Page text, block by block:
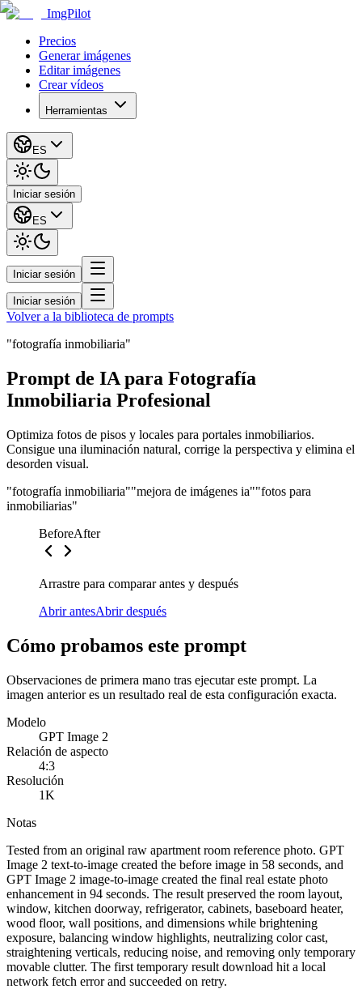
ImgPilot
Precios
Generar imágenes
Editar imágenes
Crear vídeos
Herramientas
ES
Iniciar sesión
ES
Iniciar sesión
Iniciar sesión
Volver a la biblioteca de prompts
"fotografía inmobiliaria"
Prompt de IA para Fotografía
Inmobiliaria Profesional
Optimiza fotos de pisos y locales para portales inmobiliarios.
Consigue una iluminación natural, corrige la perspectiva y elimina el
desorden visual.
"fotografía inmobiliaria""mejora de imágenes ia""fotos para
inmobiliarias"
BeforeAfter
Arrastre para comparar antes y después
Abrir antesAbrir después
Cómo probamos este prompt
Observaciones de primera mano tras ejecutar este prompt. La
imagen anterior es un resultado real de esta configuración exacta.
Modelo
GPT Image 2
Relación de aspecto
4:3
Resolución
1K
Notas
Tested from an original raw apartment room reference photo. GPT
Image 2 text-to-image created the before image in 58 seconds, and
GPT Image 2 image-to-image created the final real estate photo
enhancement in 94 seconds. The result preserved the room layout,
window, kitchen doorway, refrigerator, cabinets, baseboard heater,
wood floor, wall positions, and dimensions while brightening
exposure, balancing window highlights, neutralizing color cast,
straightening verticals, reducing noise, and removing only temporary
movable clutter. The first temporary result download hit a local
network fetch error and succeeded on retry.